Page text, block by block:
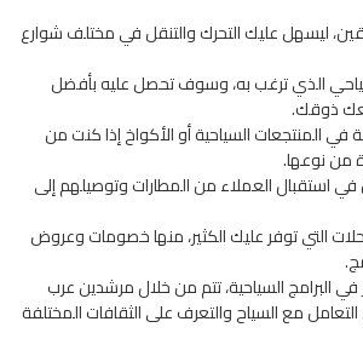
ليسهل عليك التحرك والتنقل في مختلف شوارع
الذي ترغب به، وسوف تحصل عليه بأفضل
ذوقك.
المنتجعات السياحية أو الأكواخ إذا كنت من
من نوعها.
استقبال العملاء من المطارات وتوصيلهم إلى
التي توفر عليك الكثير، منها خصومات وعروض
في البرامج السياحية، تتم من خلال مرشدين عرب
مع السياح والتعرف على الثقافات المختلفة